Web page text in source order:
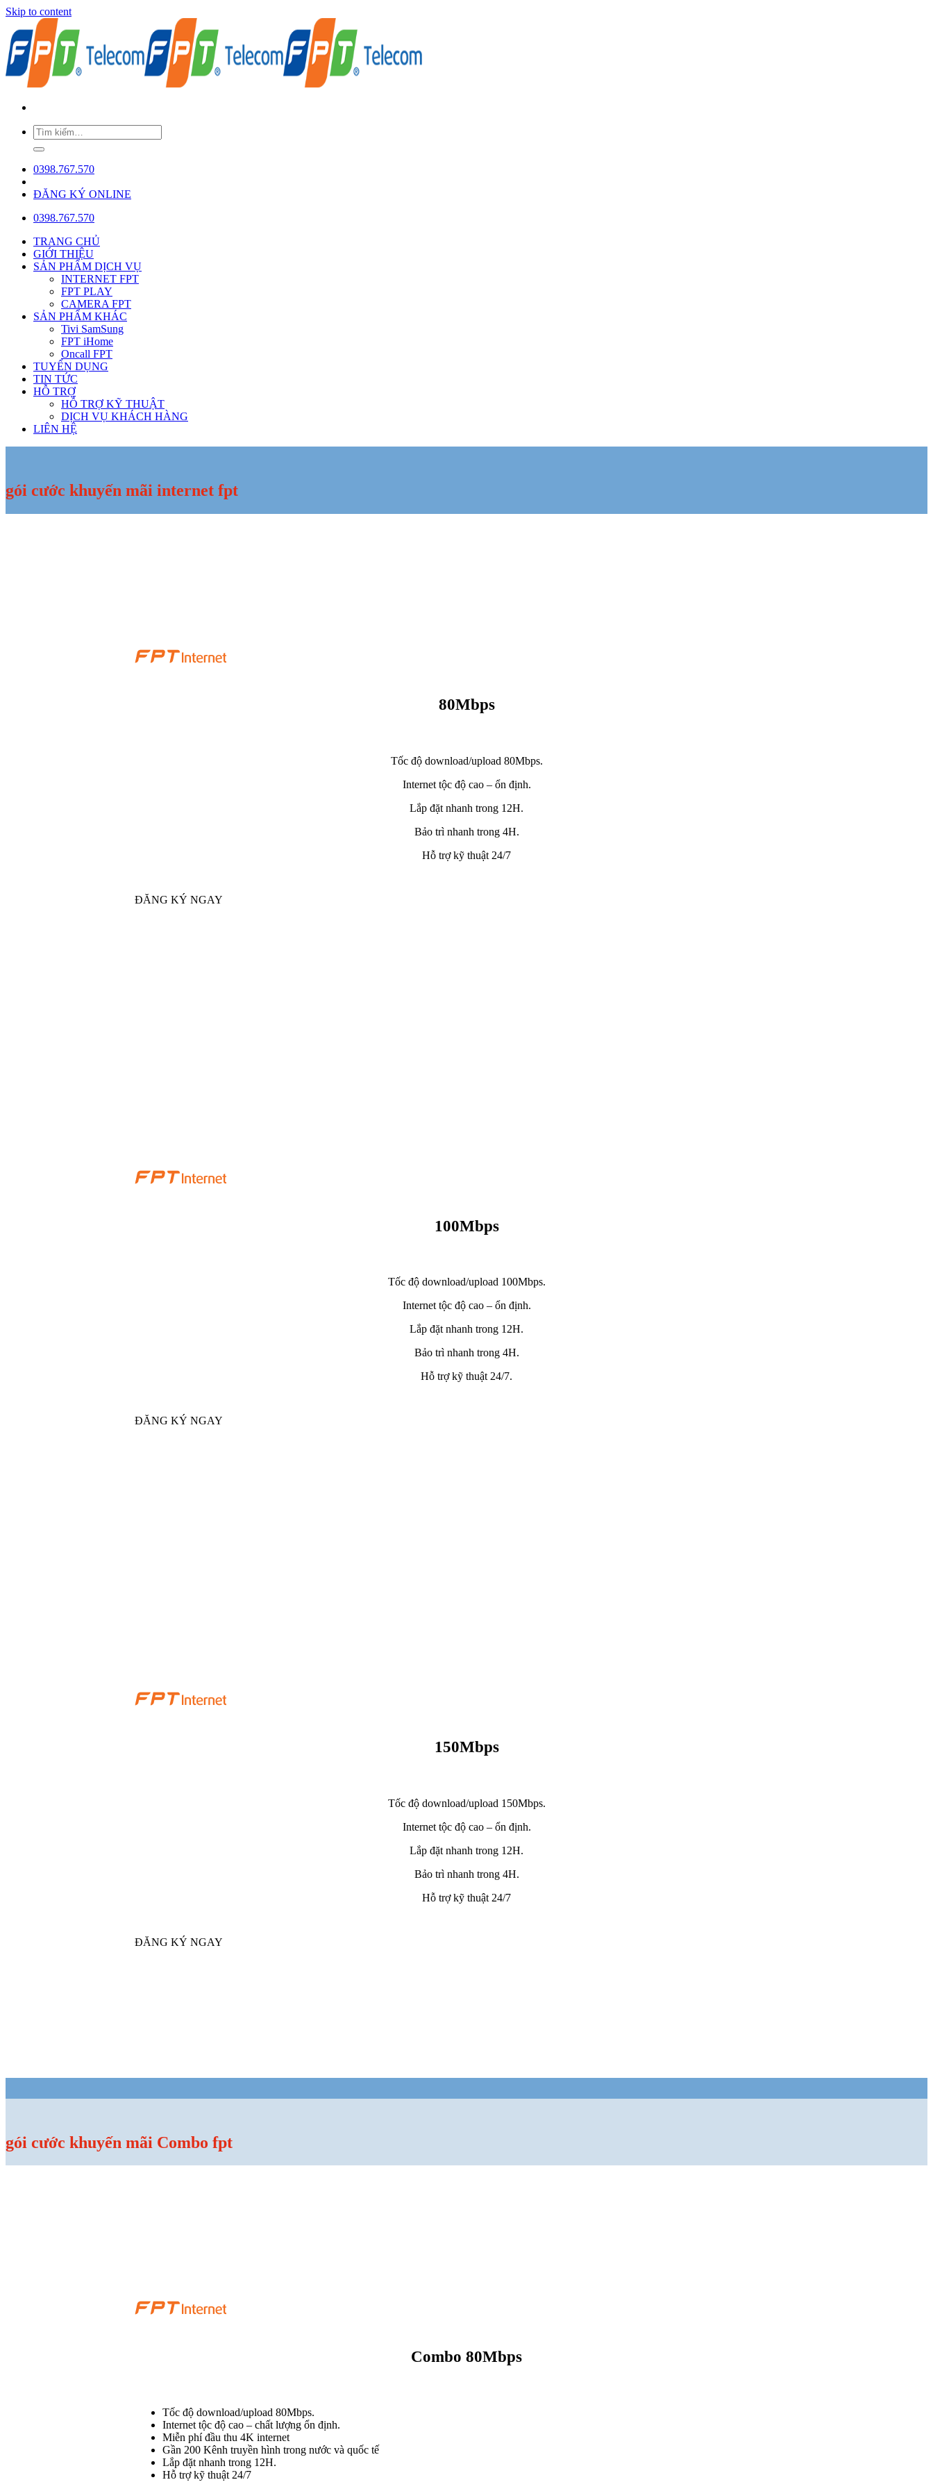
Skip to content
0398.767.570
ĐĂNG KÝ ONLINE
0398.767.570
TRANG CHỦ
GIỚI THIỆU
SẢN PHẨM DỊCH VỤ
INTERNET FPT
FPT PLAY
CAMERA FPT
SẢN PHẨM KHÁC
Tivi SamSung
FPT iHome
Oncall FPT
TUYỂN DỤNG
TIN TỨC
HỖ TRỢ
HỖ TRỢ KỸ THUẬT
DỊCH VỤ KHÁCH HÀNG
LIÊN HỆ
gói cước khuyến mãi internet fpt
80Mbps
Tốc độ download/upload 80Mbps.
Internet tộc độ cao – ổn định.
Lắp đặt nhanh trong 12H.
Bảo trì nhanh trong 4H.
Hỗ trợ kỹ thuật 24/7
ĐĂNG KÝ NGAY
100Mbps
Tốc độ download/upload 100Mbps.
Internet tộc độ cao – ổn định.
Lắp đặt nhanh trong 12H.
Bảo trì nhanh trong 4H.
Hỗ trợ kỹ thuật 24/7.
ĐĂNG KÝ NGAY
150Mbps
Tốc độ download/upload 150Mbps.
Internet tộc độ cao – ổn định.
Lắp đặt nhanh trong 12H.
Bảo trì nhanh trong 4H.
Hỗ trợ kỹ thuật 24/7
ĐĂNG KÝ NGAY
gói cước khuyến mãi Combo fpt
Combo 80Mbps
Tốc độ download/upload 80Mbps.
Internet tộc độ cao – chất lượng ổn định.
Miễn phí đầu thu 4K internet
Gần 200 Kênh truyền hình trong nước và quốc tế
Lắp đặt nhanh trong 12H.
Hỗ trợ kỹ thuật 24/7